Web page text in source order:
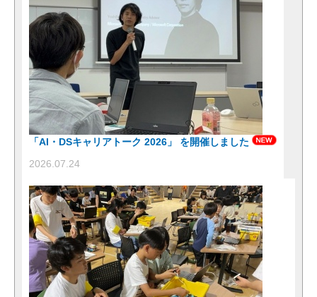
「AI・DSキャリアトーク 2026」 を開催しました
2026.07.24